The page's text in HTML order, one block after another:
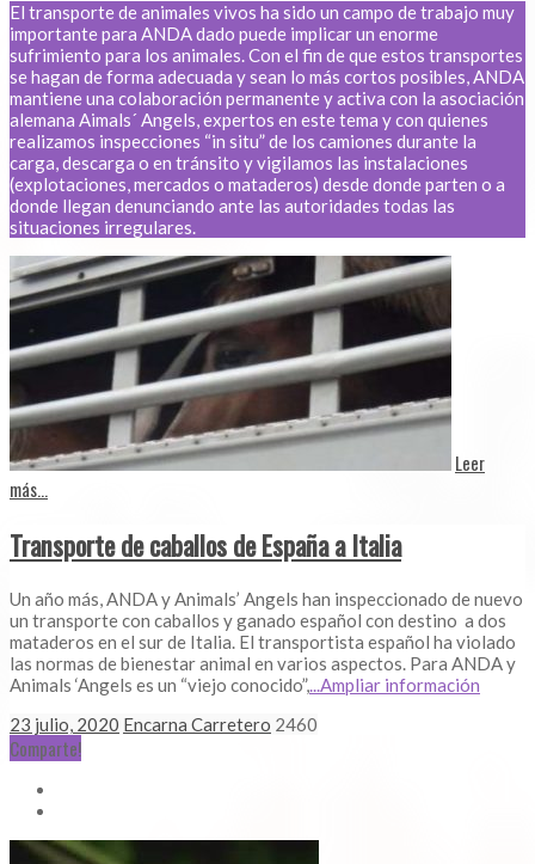
El transporte de animales vivos ha sido un campo de trabajo muy
importante para ANDA dado puede implicar un enorme
sufrimiento para los animales. Con el fin de que estos transportes
se hagan de forma adecuada y sean lo más cortos posibles, ANDA
mantiene una colaboración permanente y activa con la asociación
alemana Aimals´ Angels, expertos en este tema y con quienes
realizamos inspecciones “in situ” de los camiones durante la
carga, descarga o en tránsito y vigilamos las instalaciones
(explotaciones, mercados o mataderos) desde donde parten o a
donde llegan denunciando ante las autoridades todas las
situaciones irregulares.
Leer
más...
Transporte de caballos de España a Italia
Un año más, ANDA y Animals’ Angels han inspeccionado de nuevo
un transporte con caballos y ganado español con destino a dos
mataderos en el sur de Italia. El transportista español ha violado
las normas de bienestar animal en varios aspectos. Para ANDA y
Animals ‘Angels es un “viejo conocido”,...Ampliar información
23 julio, 2020 Encarna Carretero 2460
Comparte!